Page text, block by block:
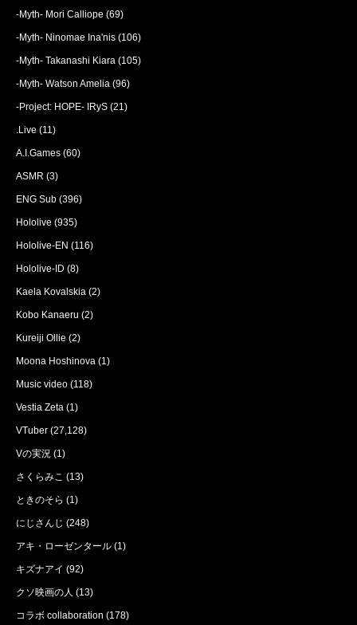
-Myth- Mori Calliope (69)
-Myth- Ninomae Ina'nis (106)
-Myth- Takanashi Kiara (105)
-Myth- Watson Amelia (96)
-Project: HOPE- IRyS (21)
.Live (11)
A.I.Games (60)
ASMR (3)
ENG Sub (396)
Hololive (935)
Hololive-EN (116)
Hololive-ID (8)
Kaela Kovalskia (2)
Kobo Kanaeru (2)
Kureiji Ollie (2)
Moona Hoshinova (1)
Music video (118)
Vestia Zeta (1)
VTuber (27,128)
Vの実況 (1)
さくらみこ (13)
ときのそら (1)
にじさんじ (248)
アキ・ローゼンタール (1)
キズナアイ (92)
クソ映画の人 (13)
コラボ collaboration (178)